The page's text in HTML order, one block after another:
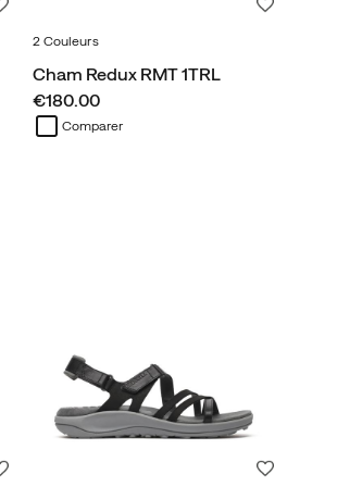
2 Couleurs
Cham Redux RMT 1TRL
price
€180.00
Comparer